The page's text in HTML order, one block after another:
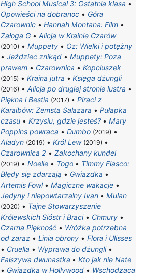
High School Musical 3: Ostatnia klasa •
Opowieści na dobranoc • Góra
Czarownic • Hannah Montana: Film •
Załoga G • Alicja w Krainie Czarów
(2010) • Muppety • Oz: Wielki i potężny
• Jeździec znikąd • Muppety: Poza
prawem • Czarownica • Kopciuszek
(2015) • Kraina jutra • Księga dżungli
(2016) • Alicja po drugiej stronie lustra •
Piękna i Bestia (2017) • Piraci z
Karaibów: Zemsta Salazara • Pułapka
czasu • Krzysiu, gdzie jesteś? • Mary
Poppins powraca • Dumbo (2019) •
Aladyn (2019) • Król Lew (2019) •
Czarownica 2 • Zakochany kundel
(2019) • Noelle • Togo • Timmy Fiasco:
Błędy się zdarzają • Gwiazdka •
Artemis Fowl• Magiczne wakacje •
Jedyny i niepowtarzalny Ivan • Mulan
(2020) • Tajne Stowarzyszenie
Królewskich Sióstr i Braci• Chmury •
Czarna Piękność • Wróżka potrzebna
od zaraz • Linia obrony • Flora i Ulisses
• Cruella • Wyprawa do dżungli•
Fałszywa dwunastka • Kto jak nie Nate
• Gwiazdka w Hollywood • Wschodząca